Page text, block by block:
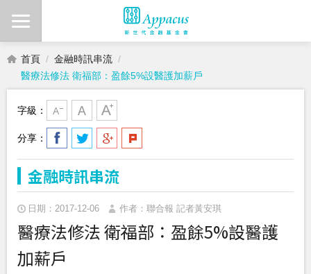
首頁
金融時訊串流
醫療法修法 衛福部：盈餘5%設醫護加薪戶
字級：
分享：
金融時訊串流
日期：2017-12-06 作者：聯合報 記者黃安琪
醫療法修法 衛福部：盈餘5%設醫護
加薪戶